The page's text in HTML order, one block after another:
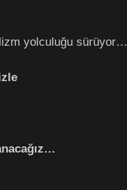
yolculuğu sürüyor…